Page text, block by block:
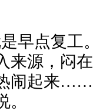
点复工
来源，闷
闹起来